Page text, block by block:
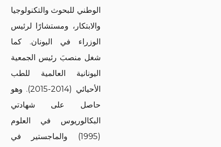
الوطني للبحوث والتكنولوجيا
والابتكار، ومستشارًا لرئيس
الوزراء في اليونان. كما
شغل منصبَ رئيس الجمعية
اليونانية العالمية للطب
الأحيائي (2014-2015). وهو
حاصل على شهادتي
البكالوريوس في العلوم
(1995) والماجستير في